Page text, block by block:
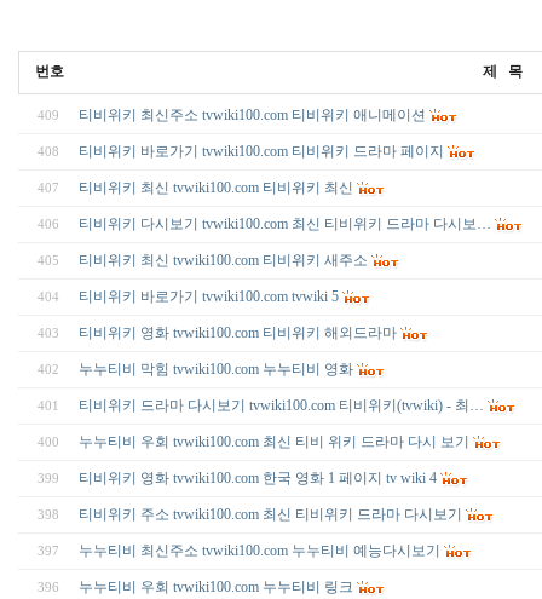
번호 제 목
409 티비위키 최신주소 tvwiki100.com 티비위키 애니메이션
408 티비위키 바로가기 tvwiki100.com 티비위키 드라마 페이지
407 티비위키 최신 tvwiki100.com 티비위키 최신
406 티비위키 다시보기 tvwiki100.com 최신 티비위키 드라마 다시보…
405 티비위키 최신 tvwiki100.com 티비위키 새주소
404 티비위키 바로가기 tvwiki100.com tvwiki 5
403 티비위키 영화 tvwiki100.com 티비위키 해외드라마
402 누누티비 막힘 tvwiki100.com 누누티비 영화
401 티비위키 드라마 다시보기 tvwiki100.com 티비위키(tvwiki) - 최…
400 누누티비 우회 tvwiki100.com 최신 티비 위키 드라마 다시 보기
399 티비위키 영화 tvwiki100.com 한국 영화 1 페이지 tv wiki 4
398 티비위키 주소 tvwiki100.com 최신 티비위키 드라마 다시보기
397 누누티비 최신주소 tvwiki100.com 누누티비 예능다시보기
396 누누티비 우회 tvwiki100.com 누누티비 링크